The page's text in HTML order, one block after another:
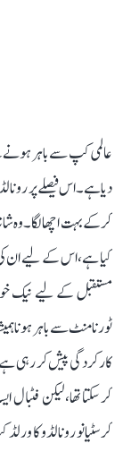
عالمی کپ سے باہر ہونے
دیا ہے۔ اس فیصلے پر
کر کے بہت اچھا لگا۔ وہ
کیا ہے، اس کے لیے ان
مستقبل کے لیے نیک
ٹورنامنٹ سے باہر ہونا
کارکردگی پیش کر رہی
کر سکتا تھا، لیکن
کرسٹیانو رونالڈو کا